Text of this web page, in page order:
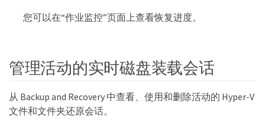
您可以在“作业监控”页面上查看恢复进度。
管理活动的实时磁盘装载会话
从 Backup and Recovery 中查看、使用和删除活动的 Hyper-V
文件和文件夹还原会话。